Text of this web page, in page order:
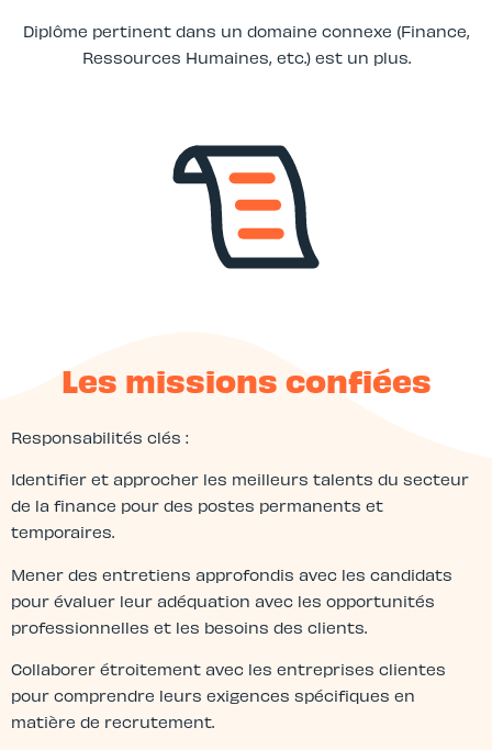
Diplôme pertinent dans un domaine connexe (Finance,
Ressources Humaines, etc.) est un plus.
Les missions confiées
Responsabilités clés :
Identifier et approcher les meilleurs talents du secteur
de la finance pour des postes permanents et
temporaires.
Mener des entretiens approfondis avec les candidats
pour évaluer leur adéquation avec les opportunités
professionnelles et les besoins des clients.
Collaborer étroitement avec les entreprises clientes
pour comprendre leurs exigences spécifiques en
matière de recrutement.